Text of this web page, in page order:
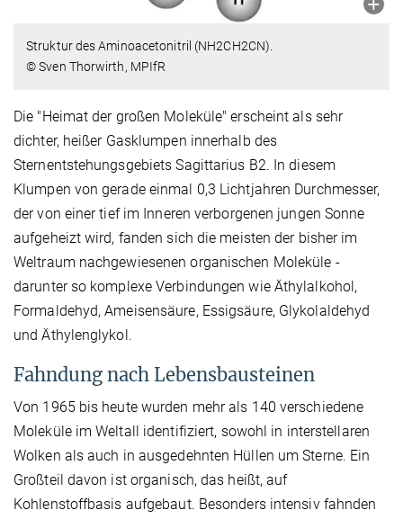
Struktur des Aminoacetonitril (NH2CH2CN).
© Sven Thorwirth, MPIfR
Die "Heimat der großen Moleküle" erscheint als sehr
dichter, heißer Gasklumpen innerhalb des
Sternentstehungsgebiets Sagittarius B2. In diesem
Klumpen von gerade einmal 0,3 Lichtjahren Durchmesser,
der von einer tief im Inneren verborgenen jungen Sonne
aufgeheizt wird, fanden sich die meisten der bisher im
Weltraum nachgewiesenen organischen Moleküle -
darunter so komplexe Verbindungen wie Äthylalkohol,
Formaldehyd, Ameisensäure, Essigsäure, Glykolaldehyd
und Äthylenglykol.
Fahndung nach Lebensbausteinen
Von 1965 bis heute wurden mehr als 140 verschiedene
Moleküle im Weltall identifiziert, sowohl in interstellaren
Wolken als auch in ausgedehnten Hüllen um Sterne. Ein
Großteil davon ist organisch, das heißt, auf
Kohlenstoffbasis aufgebaut. Besonders intensiv fahnden